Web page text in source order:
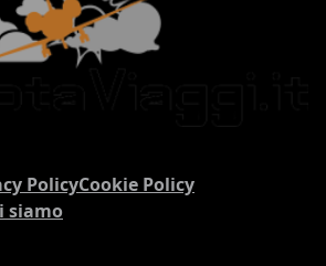
PolicyCookie Policy
siamo